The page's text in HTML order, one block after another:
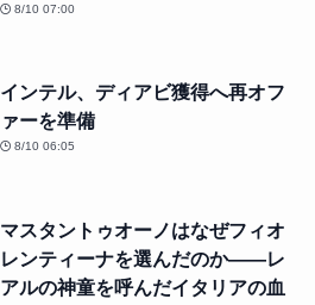
8/10 07:00
インテル、ディアビ獲得へ再オフ
ァーを準備
8/10 06:05
マスタントゥオーノはなぜフィオ
レンティーナを選んだのか――レ
アルの神童を呼んだイタリアの血